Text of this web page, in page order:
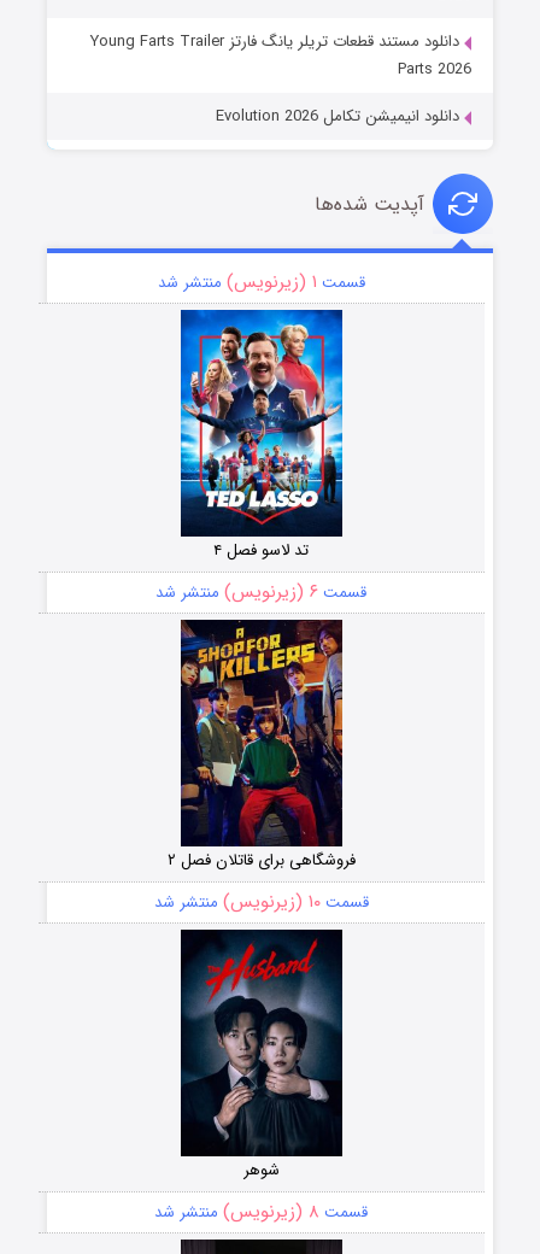
دانلود مستند قطعات تریلر یانگ فارتز Young Farts Trailer
Parts 2026
دانلود انیمیشن تکامل Evolution 2026
آپدیت شده‌ها
قسمت ۱ (زیرنویس) منتشر شد
تد لاسو فصل ۴
قسمت ۶ (زیرنویس) منتشر شد
فروشگاهی برای قاتلان فصل ۲
قسمت۱۰ (زیرنویس) منتشر شد
شوهر
قسمت ۸ (زیرنویس) منتشر شد